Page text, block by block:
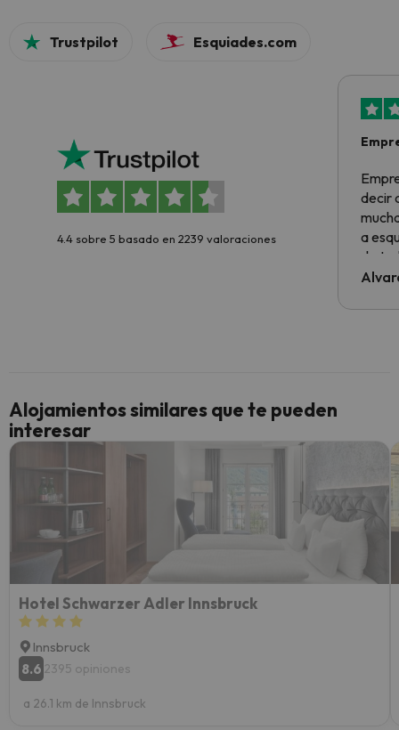
Trustpilot Esquiades.com
4.4 sobre 5 basado en 2239 valoraciones
decir
a
de
al
culpa
Alojamientos similares que te pueden
interesar
Hotel Schwarzer Adler Innsbruck
Innsbruck
8.6 2395 opiniones
a 26.1 km de Innsbruck